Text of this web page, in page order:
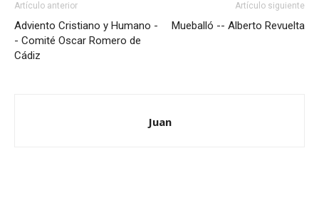
Artículo anterior
Adviento Cristiano y Humano -
- Comité Oscar Romero de
Cádiz
Artículo siguiente
Mueballó -- Alberto Revuelta
Juan